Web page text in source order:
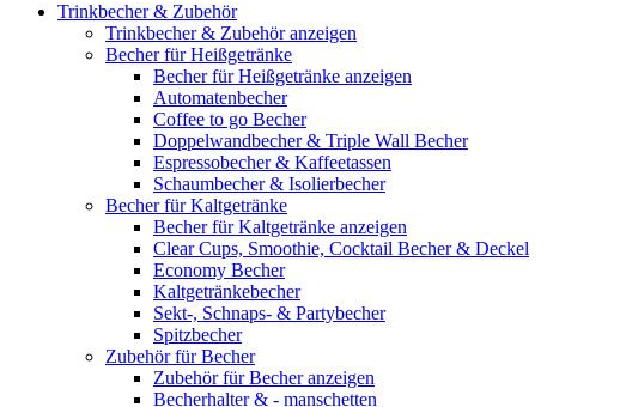
Trinkbecher & Zubehör
Trinkbecher & Zubehör anzeigen
Becher für Heißgetränke
Becher für Heißgetränke anzeigen
Automatenbecher
Coffee to go Becher
Doppelwandbecher & Triple Wall Becher
Espressobecher & Kaffeetassen
Schaumbecher & Isolierbecher
Becher für Kaltgetränke
Becher für Kaltgetränke anzeigen
Clear Cups, Smoothie, Cocktail Becher & Deckel
Economy Becher
Kaltgetränkebecher
Sekt-, Schnaps- & Partybecher
Spitzbecher
Zubehör für Becher
Zubehör für Becher anzeigen
Becherhalter & - manschetten